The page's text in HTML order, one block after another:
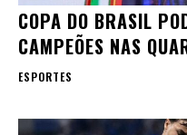
COPA DO BRASIL
CAMPEÕES NAS
ESPORTES